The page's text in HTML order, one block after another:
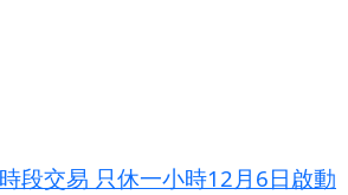
段交易 只休一小時12月6日啟動